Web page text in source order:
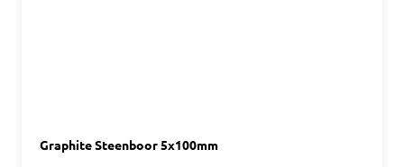
Graphite Steenboor 5x100mm